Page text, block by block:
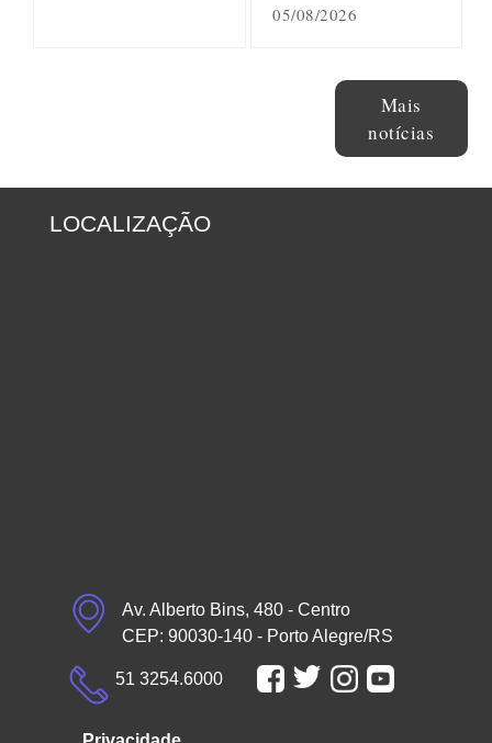
05/08/2026
Mais
notícias
LOCALIZAÇÃO
Av. Alberto Bins, 480 - Centro
CEP: 90030-140 - Porto Alegre/RS
51 3254.6000